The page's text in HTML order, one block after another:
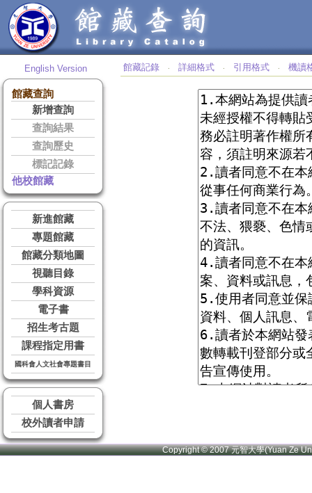
English Version
館藏查詢
新增查詢
查詢結果
查詢歷史
標記記錄
他校館藏
新進館藏
專題館藏
館藏分類地圖
視聽目錄
學科資源
電子書
招生考古題
課程指定用書
國科會人文社會專題書目
個人書房
校外讀者申請
館藏記錄 ‧ 詳細格式 ‧ 引用格式 ‧ 機讀
Copyright © 2007 元智大學(Yuan Ze